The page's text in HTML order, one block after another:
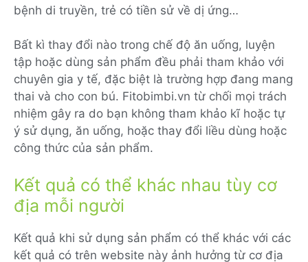
bệnh di truyền, trẻ có tiền sử về dị ứng…
Bất kì thay đổi nào trong chế độ ăn uống, luyện
tập hoặc dùng sản phẩm đều phải tham khảo với
chuyên gia y tế, đặc biệt là trường hợp đang mang
thai và cho con bú. Fitobimbi.vn từ chối mọi trách
nhiệm gây ra do bạn không tham khảo kĩ hoặc tự
ý sử dụng, ăn uống, hoặc thay đổi liều dùng hoặc
công thức của sản phẩm.
Kết quả có thể khác nhau tùy cơ
địa mỗi người
Kết quả khi sử dụng sản phẩm có thể khác với các
kết quả có trên website này ảnh hưởng từ cơ địa